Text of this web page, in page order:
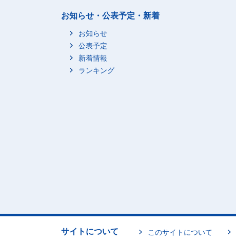
お知らせ・公表予定・新着
お知らせ
公表予定
新着情報
ランキング
サイトについて このサイトについて